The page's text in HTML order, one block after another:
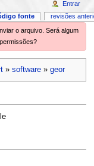
o arquivo. Será algum
» software» geor
fonte revisões
Entrar